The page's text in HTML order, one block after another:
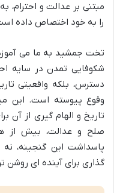
مبتنی بر عدالت و احترام،
را به خود اختصاص داده
تخت جمشید به ما می
شکوفایی تمدن در سایه
دسترس، بلکه واقعیتی
وقوع پیوسته است. این
تاریخ و الهام گیری از آن
صلح و عدالت، بیش از
پاسداشت این گنجینه،
گذاری برای آینده ای روشن